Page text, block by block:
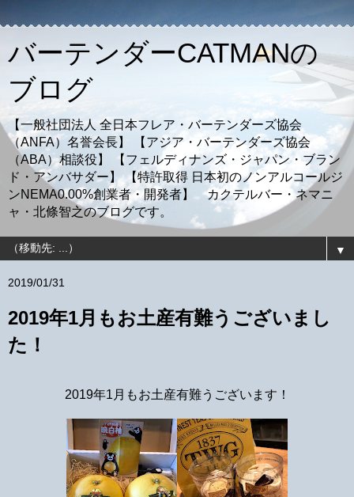
バーテンダーCATMANの
ブログ
【一般社団法人 全日本フレア・バーテンダーズ協会
（ANFA）名誉会長】 【アジア・バーテンダーズ協会
（ABA）相談役】 【フェルディナンズ・ジャパン・ブラン
ド・アンバサダー】 【特許取得 日本初のノンアルコールジ
ンNEMA0.00%創業者・開発者】 カクテルバー・ネマニ
ャ・北條智之のブログです。
▼
2019/01/31
2019年1月もお土産有難うございまし
た！
2019年1月もお土産有難うございます！